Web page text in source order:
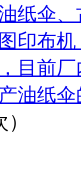
纸伞
印布
目前
油纸